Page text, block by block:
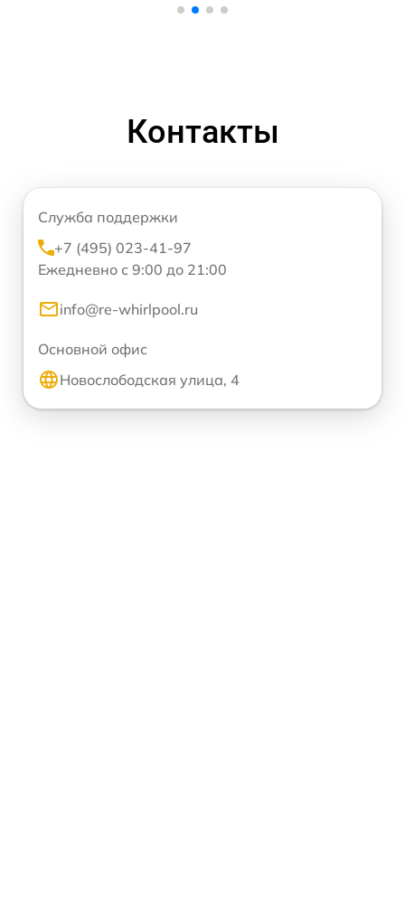
Контакты
Служба поддержки
+7 (495) 023-41-97
Ежедневно с 9:00 до 21:00
info@re-whirlpool.ru
Основной офис
Новослободская улица, 4